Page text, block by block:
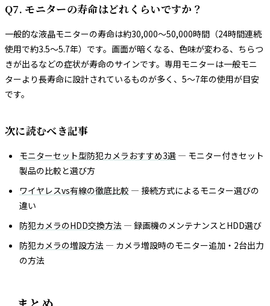
Q7. モニターの寿命はどれくらいですか？
一般的な液晶モニターの寿命は約30,000〜50,000時間（24時間連続
使用で約3.5〜5.7年）です。画面が暗くなる、色味が変わる、ちらつ
きが出るなどの症状が寿命のサインです。専用モニターは一般モニ
ターより長寿命に設計されているものが多く、5〜7年の使用が目安
です。
次に読むべき記事
モニターセット型防犯カメラおすすめ3選 — モニター付きセット
製品の比較と選び方
ワイヤレスvs有線の徹底比較 — 接続方式によるモニター選びの
違い
防犯カメラのHDD交換方法 — 録画機のメンテナンスとHDD選び
防犯カメラの増設方法 — カメラ増設時のモニター追加・2台出力
の方法